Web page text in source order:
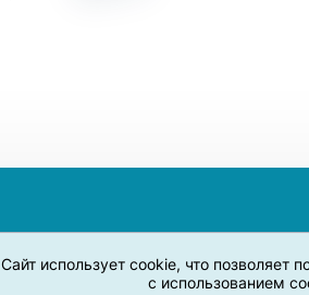
Сайт использует cookie, что позволяет
с использованием